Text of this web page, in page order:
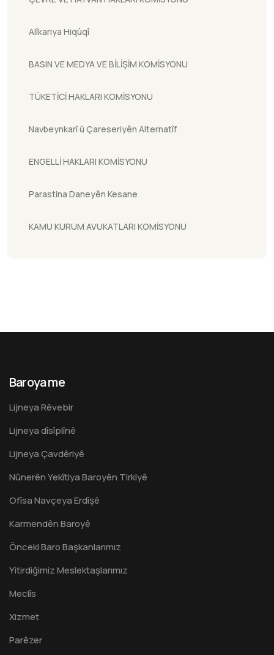
Alîkariya Hiqûqî
BASIN VE MEDYA VE BİLİŞİM KOMİSYONU
TÜKETİCİ HAKLARI KOMİSYONU
Navbeynkarî û Çareseriyên Alternatîf
ENGELLİ HAKLARI KOMİSYONU
Parastina Daneyên Kesane
KAMU KURUM AVUKATLARI KOMİSYONU
Baroya me
Lijneya Rêvebir
Lijneya dîsîplînê
Lijneya Çavdêriyê
Nûnerên Yekîtiya Baroyên Tirkiyê
Ofîsa Navçeya Erdîşê
Karmendên Baroyê
Önceki Baro Başkanlarımız
Yitirdiğimiz Meslektaşlarımız
Meclîs
Xizmet
Parêzer